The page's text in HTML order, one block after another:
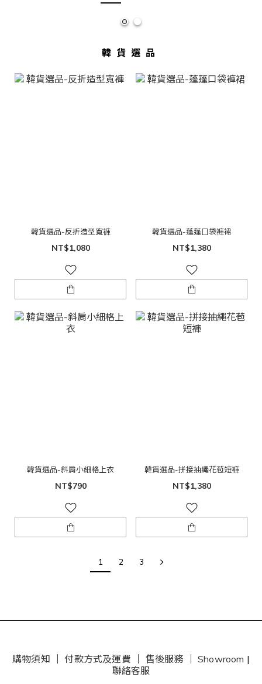
韓貨選品
韓貨選品-反折造型寬褲
NT$1,080
韓貨選品-蓬蓬口袋褲裙
NT$1,380
韓貨選品-斜肩小細格上衣
NT$790
韓貨選品-拼接抽繩花苞短褲
NT$1,380
1 2 3
購物須知 付款方式及運費 售後服務 Showroom |
聯絡客服